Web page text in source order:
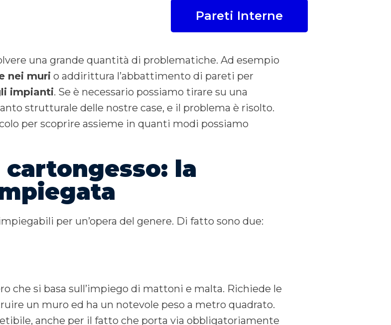
Pareti Interne
una grande quantità di problematiche. Ad esempio
nei muri o addirittura l’abbattimento di pareti per
impianti. Se è necessario possiamo tirare su una
strutturale delle nostre case, e il problema è risolto.
per scoprire assieme in quanti modi possiamo
la
per un’opera del genere. Di fatto sono due:
che si basa sull’impiego di mattoni e malta. Richiede le
un muro ed ha un notevole peso a metro quadrato.
anche per il fatto che porta via obbligatoriamente